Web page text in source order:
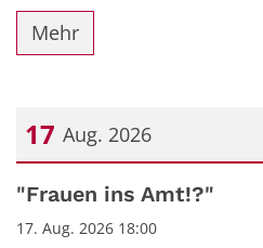
Mehr
17 Aug. 2026
Datum: 17. August 2026
"Frauen ins Amt!?"
17. Aug. 2026 18:00